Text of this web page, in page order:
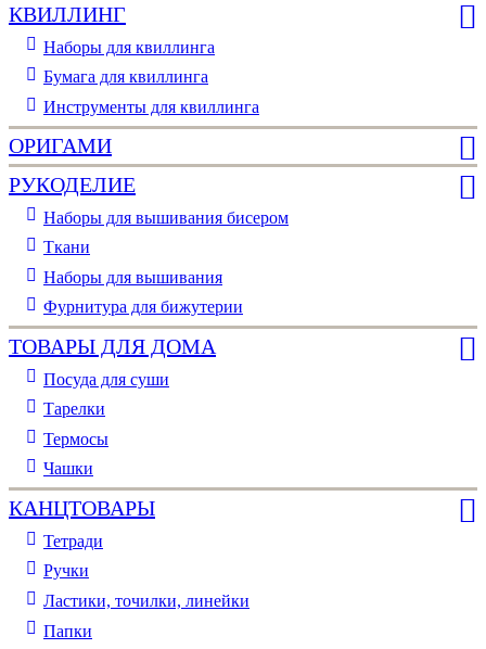
КВИЛЛИНГ
Наборы для квиллинга
Бумага для квиллинга
Инструменты для квиллинга
ОРИГАМИ
РУКОДЕЛИЕ
Наборы для вышивания бисером
Ткани
Наборы для вышивания
Фурнитура для бижутерии
ТОВАРЫ ДЛЯ ДОМА
Посуда для суши
Тарелки
Термосы
Чашки
КАНЦТОВАРЫ
Тетради
Ручки
Ластики, точилки, линейки
Папки